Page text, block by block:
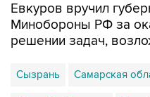
Евкуров вручил
Минобороны РФ за
решении задач,
Сызрань Самарская